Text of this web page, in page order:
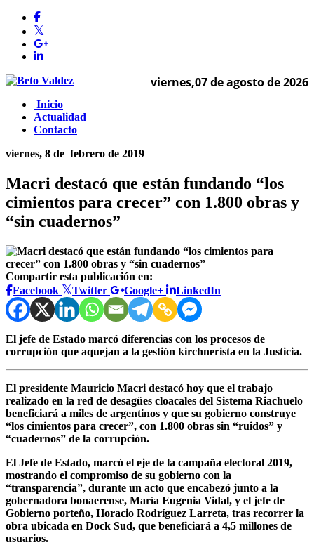
viernes,07 de agosto de 2026
Inicio
Actualidad
Contacto
viernes, 8 de febrero de 2019
Macri destacó que están fundando “los
cimientos para crecer” con 1.800 obras y
“sin cuadernos”
Compartir esta publicación en:
Facebook
Twitter Google+ LinkedIn
El jefe de Estado marcó diferencias con los procesos de
corrupción que aquejan a la gestión kirchnerista en la Justicia.
El presidente Mauricio Macri destacó hoy que el trabajo
realizado en la red de desagües cloacales del Sistema Riachuelo
beneficiará a miles de argentinos y que su gobierno construye
“los cimientos para crecer”, con 1.800 obras sin “ruidos” y
“cuadernos” de la corrupción.
El Jefe de Estado, marcó el eje de la campaña electoral 2019,
mostrando el compromiso de su gobierno con la
“transparencia”, durante un acto que encabezó junto a la
gobernadora bonaerense, María Eugenia Vidal, y el jefe de
Gobierno porteño, Horacio Rodríguez Larreta, tras recorrer la
obra ubicada en Dock Sud, que beneficiará a 4,5 millones de
usuarios.